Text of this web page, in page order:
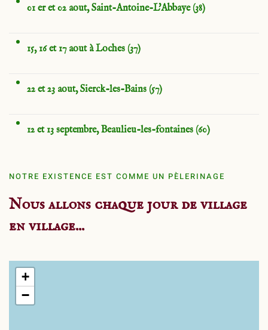
01 er et 02 aout, Saint-Antoine-L'Abbaye (38)
15, 16 et 17 aout à Loches (37)
22 et 23 aout, Sierck-les-Bains (57)
12 et 13 septembre, Beaulieu-les-fontaines (60)
NOTRE EXISTENCE EST COMME UN PÈLERINAGE
Nous allons chaque jour de village
en village...
+
−